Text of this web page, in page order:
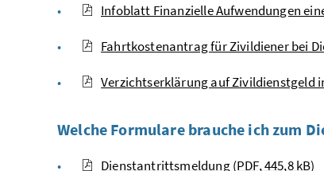
Infoblatt Finanzielle Aufwendungen
Fahrtkostenantrag für Zivildiener bei
Verzichtserklärung auf Zivildienstgeld
Welche Formulare brauche ich zum
Dienstantrittsmeldung (PDF, 445,8 kB)